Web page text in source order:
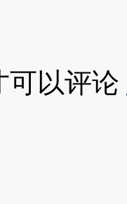
可以评论